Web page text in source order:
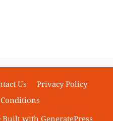
Us
Privacy Policy